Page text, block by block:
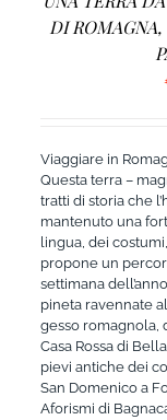
DI
Viaggiare in
Questa terra –
tratti di storia che
mantenuto una
lingua, dei
propone un
settimana
pineta ravennate
gesso romagnola,
Casa Rossa di
pievi antiche dei
San Domenico a
Aforismi di